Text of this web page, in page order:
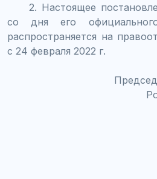
2. Настоящее
со дня его
распространяется на
с 24 февраля 2022 г.